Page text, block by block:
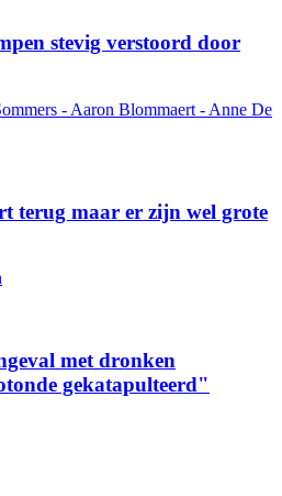
stevig verstoord door
terug maar er zijn wel grote
met dronken
gekatapulteerd"